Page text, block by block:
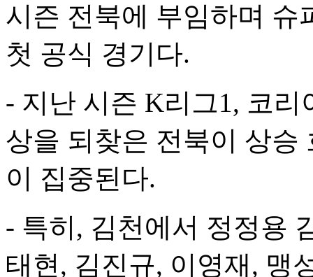
시즌 전북에 부임하며 슈
첫 공식 경기다.
- 지난 시즌 K리그1, 코
상을 되찾은 전북이 상승
이 집중된다.
- 특히, 김천에서 정정용
태현, 김진규, 이영재, 맹